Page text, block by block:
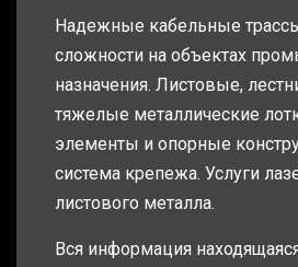
Надежные кабельные
сложности на объектах
назначения. Листовые,
тяжелые металлические
элементы и опорные
система крепежа. Услуги
листового металла.
Вся информация